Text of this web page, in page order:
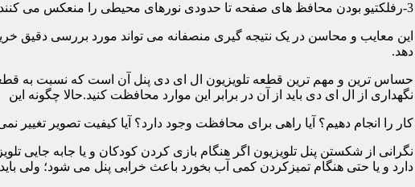
3-رفلکتیو بودن محافظ های صفحه تا حدودی نورهای محیطی را منعکس می کنند و این یکی از معایب آن هاست که با جابجایی تلویزیون یا منابع نوری می توان رفلکس را کنترل کرد.
این معایب و محاسن در یک نتیجه گیری منصفانه می تواند مورد بررسی دقیق
دهد.
حساس ترین و مهم ترین قطعه تلویزیون ال ای دی پنل آن است که نسبت به
نگهداری از ال ای دی باید از آن در برابر این موارد محافظت کنید.حالا چگونه این
کار را انجام دهیم؟ آیا راهی برای محافظت وجود دارد؟ آیا کیفیت تصویر تغییر
نگرانی از شکستن پنل تلویزیون اگر هنگام بازی کردن کودکان و یا جابه جایی
دارد و یا حتی هنگام تمیزکردن کمی آب بخورد باعث خرابی پنل می شود؛ ولی